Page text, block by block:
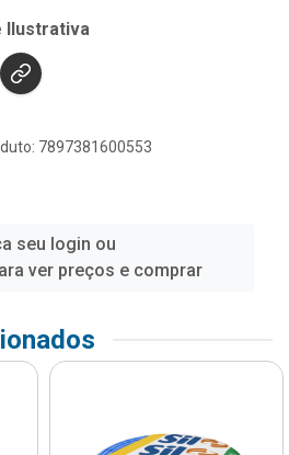
Ilustrativa
7897381600553
seu login ou
ver preços e comprar